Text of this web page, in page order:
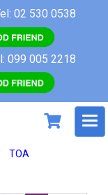
02 530 0538
099 005 2218
TOA